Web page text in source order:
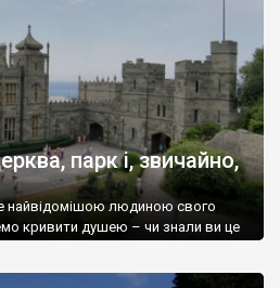
парк і, звичайно,
найвідомішою людиною свого
кривити душею – чи знали ви це